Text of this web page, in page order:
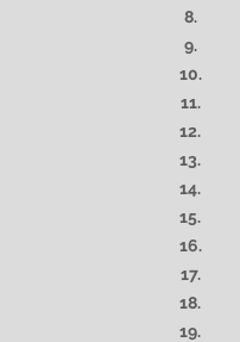
8.
9.
10.
11.
12.
13.
14.
15.
16.
17.
18.
19.